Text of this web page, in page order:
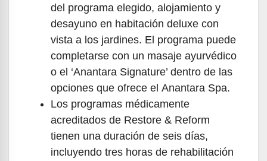
del programa elegido, alojamiento y
desayuno en habitación deluxe con
vista a los jardines. El programa puede
completarse con un masaje ayurvédico
o el ‘Anantara Signature’ dentro de las
opciones que ofrece el Anantara Spa.
Los programas médicamente
acreditados de Restore & Reform
tienen una duración de seis días,
incluyendo tres horas de rehabilitación